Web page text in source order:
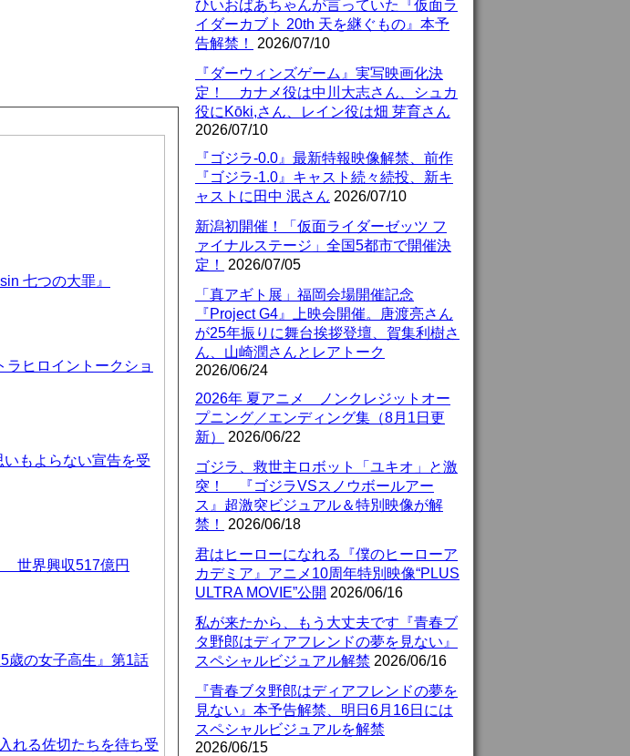
七つの大罪』
ヒロイントークショ
いもよらない宣告を受
世界興収517億円
歳の女子高生』第1話
れる佐切たちを待ち受
ひいおばあちゃんが言っていた『仮面ラ
イダーカブト 20th 天を継ぐもの』本予
告解禁！
2026/07/10
『ダーウィンズゲーム』実写映画化決
定！ カナメ役は中川大志さん、シュカ
役にKōki,さん、レイン役は畑 芽育さん
2026/07/10
『ゴジラ-0.0』最新特報映像解禁、前作
『ゴジラ-1.0』キャスト続々続投、新キ
ャストに田中 泯さん 2026/07/10
新潟初開催！「仮面ライダーゼッツ フ
ァイナルステージ」全国5都市で開催決
定！
2026/07/05
「真アギト展」福岡会場開催記念
『Project G4』上映会開催。唐渡亮さん
が25年振りに舞台挨拶登壇、賀集利樹さ
ん、山崎潤さんとレアトーク
2026/06/24
2026年 夏アニメ ノンクレジットオー
プニング／エンディング集（8月1日更
新）
2026/06/22
ゴジラ、救世主ロボット「ユキオ」と激
突！ 『ゴジラVSスノウボールアー
ス』超激突ビジュアル＆特別映像が解
禁！
2026/06/18
君はヒーローになれる『僕のヒーローア
カデミア』アニメ10周年特別映像“PLUS
ULTRA MOVIE”公開 2026/06/16
私が来たから、もう大丈夫です『青春ブ
タ野郎はディアフレンドの夢を見ない』
スペシャルビジュアル解禁 2026/06/16
『青春ブタ野郎はディアフレンドの夢を
見ない』本予告解禁、明日6月16日には
スペシャルビジュアルを解禁
2026/06/15